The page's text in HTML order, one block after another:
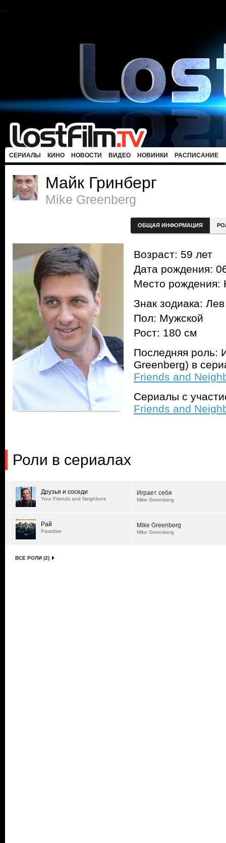
СЕРИАЛЫ КИНО НОВОСТИ ВИДЕО НОВИНКИ РАСПИСАНИЕ
Майк Гринберг
Mike Greenberg
ОБЩАЯ ИНФОРМАЦИЯ
Возраст: 59 лет
Дата рождения:
Место
Знак зодиака: Лев
Пол: Мужской
Рост: 180 см
Последняя роль:
Greenberg) в
Friends and
Сериалы с
Friends and
Роли в сериалах
Друзья и соседи
Your Friends and Neighbors
Играет себя
Mike Greenberg
Рай
Paradise
Mike Greenberg
Mike Greenberg
ВСЕ РОЛИ (2)